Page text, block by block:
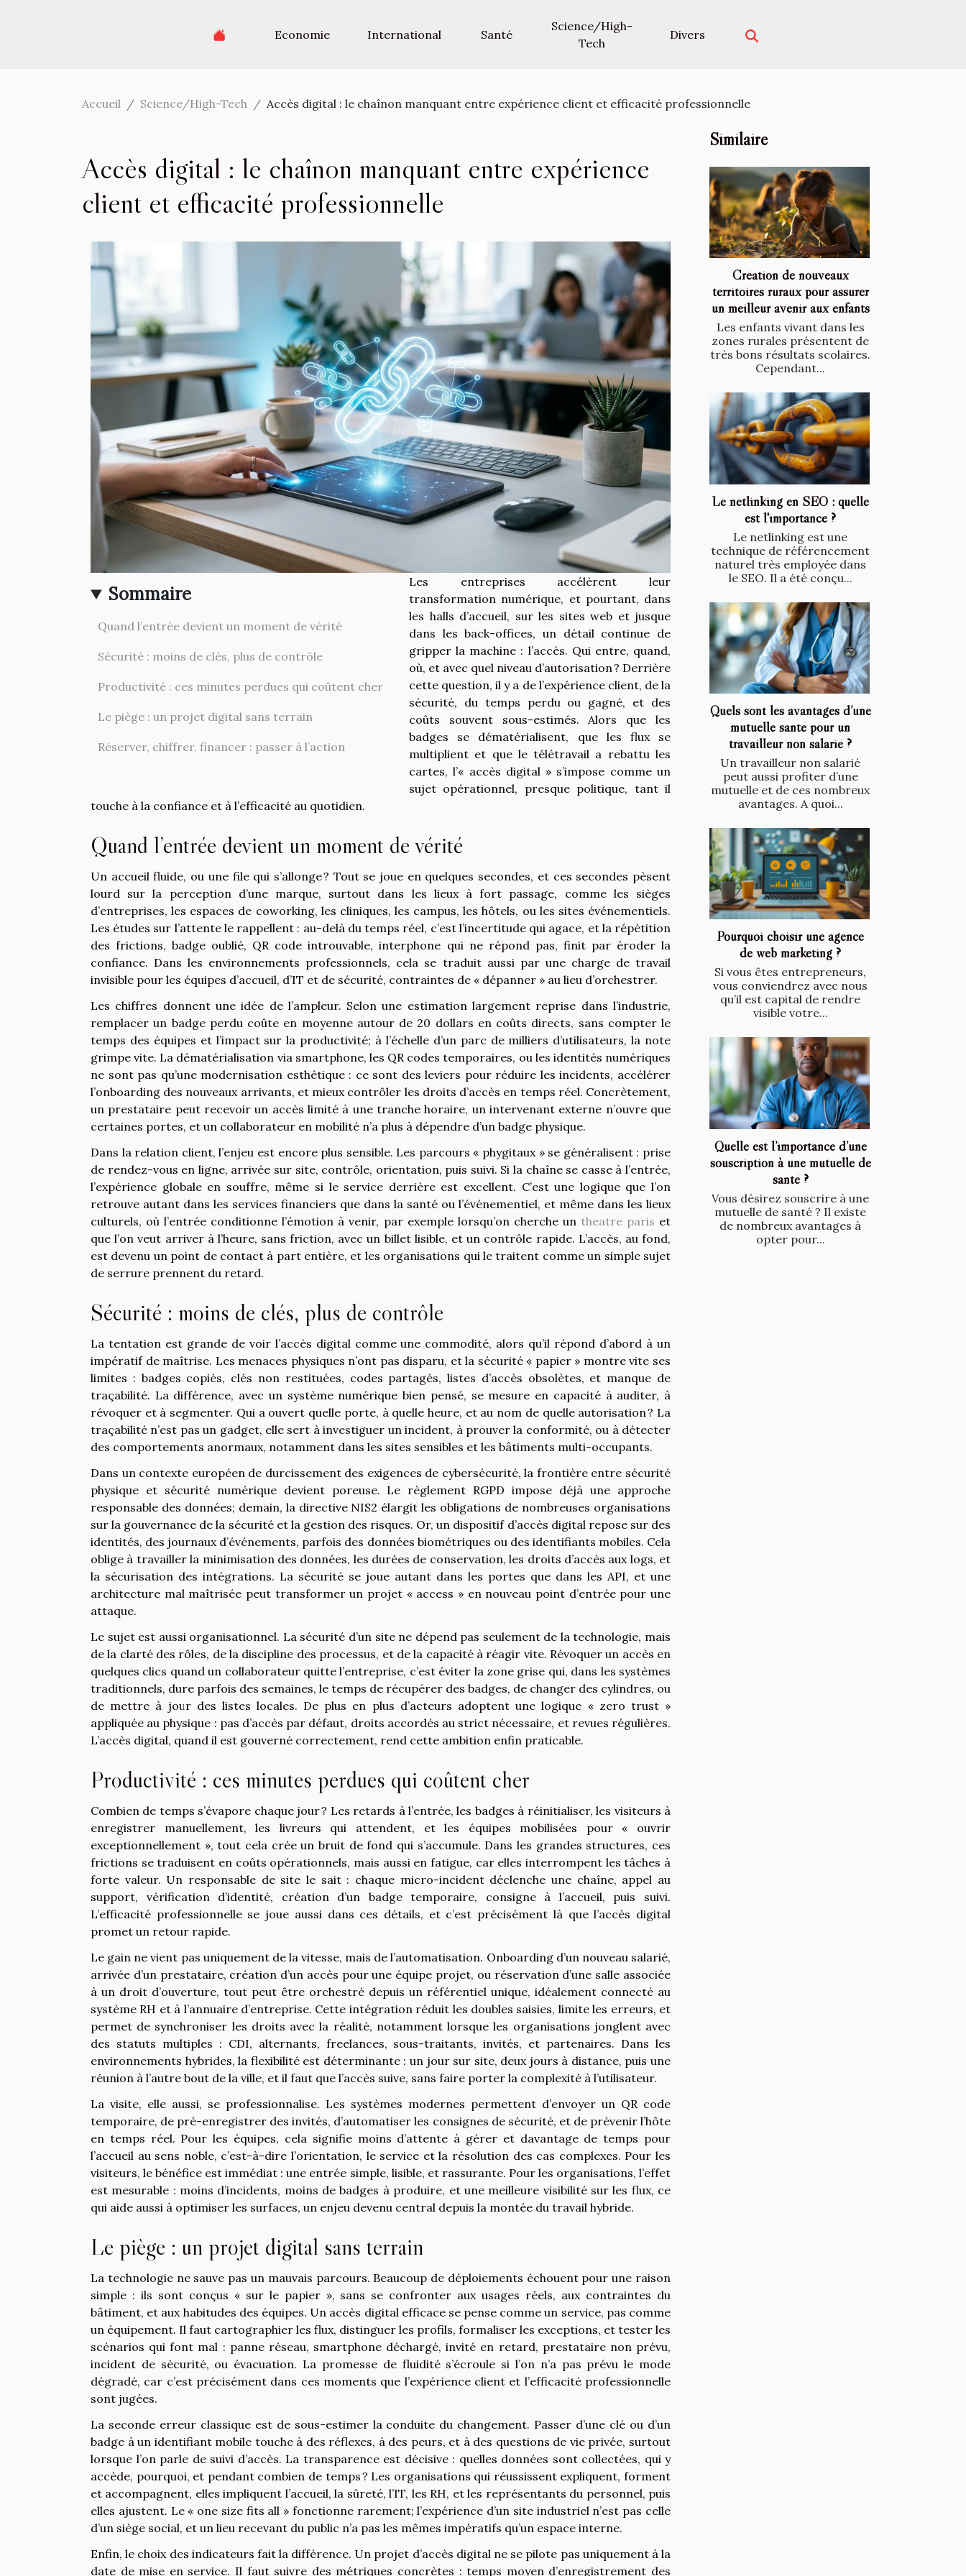
Economie International Santé
Science/High-
Tech
Divers
Accueil Science/High-Tech Accès digital : le chaînon manquant entre expérience client et efficacité professionnelle
Accès digital : le chaînon manquant entre expérience
client et efficacité professionnelle
Sommaire
Quand l’entrée devient un moment de vérité
Sécurité : moins de clés, plus de contrôle
Productivité : ces minutes perdues qui coûtent cher
Le piège : un projet digital sans terrain
Réserver, chiffrer, financer : passer à l’action
Les entreprises accélèrent leur
transformation numérique, et pourtant, dans
les halls d’accueil, sur les sites web et jusque
dans les back-offices, un détail continue de
gripper la machine : l’accès. Qui entre, quand,
où, et avec quel niveau d’autorisation ? Derrière
cette question, il y a de l’expérience client, de la
sécurité, du temps perdu ou gagné, et des
coûts souvent sous-estimés. Alors que les
badges se dématérialisent, que les flux se
multiplient et que le télétravail a rebattu les
cartes, l’« accès digital » s’impose comme un
sujet opérationnel, presque politique, tant il
touche à la confiance et à l’efficacité au quotidien.
Quand l’entrée devient un moment de vérité
Un accueil fluide, ou une file qui s’allonge ? Tout se joue en quelques secondes, et ces secondes pèsent
lourd sur la perception d’une marque, surtout dans les lieux à fort passage, comme les sièges
d’entreprises, les espaces de coworking, les cliniques, les campus, les hôtels, ou les sites événementiels.
Les études sur l’attente le rappellent : au-delà du temps réel, c’est l’incertitude qui agace, et la répétition
des frictions, badge oublié, QR code introuvable, interphone qui ne répond pas, finit par éroder la
confiance. Dans les environnements professionnels, cela se traduit aussi par une charge de travail
invisible pour les équipes d’accueil, d’IT et de sécurité, contraintes de « dépanner » au lieu d’orchestrer.
Les chiffres donnent une idée de l’ampleur. Selon une estimation largement reprise dans l’industrie,
remplacer un badge perdu coûte en moyenne autour de 20 dollars en coûts directs, sans compter le
temps des équipes et l’impact sur la productivité; à l’échelle d’un parc de milliers d’utilisateurs, la note
grimpe vite. La dématérialisation via smartphone, les QR codes temporaires, ou les identités numériques
ne sont pas qu’une modernisation esthétique : ce sont des leviers pour réduire les incidents, accélérer
l’onboarding des nouveaux arrivants, et mieux contrôler les droits d’accès en temps réel. Concrètement,
un prestataire peut recevoir un accès limité à une tranche horaire, un intervenant externe n’ouvre que
certaines portes, et un collaborateur en mobilité n’a plus à dépendre d’un badge physique.
Dans la relation client, l’enjeu est encore plus sensible. Les parcours « phygitaux » se généralisent : prise
de rendez-vous en ligne, arrivée sur site, contrôle, orientation, puis suivi. Si la chaîne se casse à l’entrée,
l’expérience globale en souffre, même si le service derrière est excellent. C’est une logique que l’on
retrouve autant dans les services financiers que dans la santé ou l’événementiel, et même dans les lieux
culturels, où l’entrée conditionne l’émotion à venir, par exemple lorsqu’on cherche un theatre paris et
que l’on veut arriver à l’heure, sans friction, avec un billet lisible, et un contrôle rapide. L’accès, au fond,
est devenu un point de contact à part entière, et les organisations qui le traitent comme un simple sujet
de serrure prennent du retard.
Sécurité : moins de clés, plus de contrôle
La tentation est grande de voir l’accès digital comme une commodité, alors qu’il répond d’abord à un
impératif de maîtrise. Les menaces physiques n’ont pas disparu, et la sécurité « papier » montre vite ses
limites : badges copiés, clés non restituées, codes partagés, listes d’accès obsolètes, et manque de
traçabilité. La différence, avec un système numérique bien pensé, se mesure en capacité à auditer, à
révoquer et à segmenter. Qui a ouvert quelle porte, à quelle heure, et au nom de quelle autorisation ? La
traçabilité n’est pas un gadget, elle sert à investiguer un incident, à prouver la conformité, ou à détecter
des comportements anormaux, notamment dans les sites sensibles et les bâtiments multi-occupants.
Dans un contexte européen de durcissement des exigences de cybersécurité, la frontière entre sécurité
physique et sécurité numérique devient poreuse. Le règlement RGPD impose déjà une approche
responsable des données; demain, la directive NIS2 élargit les obligations de nombreuses organisations
sur la gouvernance de la sécurité et la gestion des risques. Or, un dispositif d’accès digital repose sur des
identités, des journaux d’événements, parfois des données biométriques ou des identifiants mobiles. Cela
oblige à travailler la minimisation des données, les durées de conservation, les droits d’accès aux logs, et
la sécurisation des intégrations. La sécurité se joue autant dans les portes que dans les API, et une
architecture mal maîtrisée peut transformer un projet « access » en nouveau point d’entrée pour une
attaque.
Le sujet est aussi organisationnel. La sécurité d’un site ne dépend pas seulement de la technologie, mais
de la clarté des rôles, de la discipline des processus, et de la capacité à réagir vite. Révoquer un accès en
quelques clics quand un collaborateur quitte l’entreprise, c’est éviter la zone grise qui, dans les systèmes
traditionnels, dure parfois des semaines, le temps de récupérer des badges, de changer des cylindres, ou
de mettre à jour des listes locales. De plus en plus d’acteurs adoptent une logique « zero trust »
appliquée au physique : pas d’accès par défaut, droits accordés au strict nécessaire, et revues régulières.
L’accès digital, quand il est gouverné correctement, rend cette ambition enfin praticable.
Productivité : ces minutes perdues qui coûtent cher
Combien de temps s’évapore chaque jour ? Les retards à l’entrée, les badges à réinitialiser, les visiteurs à
enregistrer manuellement, les livreurs qui attendent, et les équipes mobilisées pour « ouvrir
exceptionnellement », tout cela crée un bruit de fond qui s’accumule. Dans les grandes structures, ces
frictions se traduisent en coûts opérationnels, mais aussi en fatigue, car elles interrompent les tâches à
forte valeur. Un responsable de site le sait : chaque micro-incident déclenche une chaîne, appel au
support, vérification d’identité, création d’un badge temporaire, consigne à l’accueil, puis suivi.
L’efficacité professionnelle se joue aussi dans ces détails, et c’est précisément là que l’accès digital
promet un retour rapide.
Le gain ne vient pas uniquement de la vitesse, mais de l’automatisation. Onboarding d’un nouveau salarié,
arrivée d’un prestataire, création d’un accès pour une équipe projet, ou réservation d’une salle associée
à un droit d’ouverture, tout peut être orchestré depuis un référentiel unique, idéalement connecté au
système RH et à l’annuaire d’entreprise. Cette intégration réduit les doubles saisies, limite les erreurs, et
permet de synchroniser les droits avec la réalité, notamment lorsque les organisations jonglent avec
des statuts multiples : CDI, alternants, freelances, sous-traitants, invités, et partenaires. Dans les
environnements hybrides, la flexibilité est déterminante : un jour sur site, deux jours à distance, puis une
réunion à l’autre bout de la ville, et il faut que l’accès suive, sans faire porter la complexité à l’utilisateur.
La visite, elle aussi, se professionnalise. Les systèmes modernes permettent d’envoyer un QR code
temporaire, de pré-enregistrer des invités, d’automatiser les consignes de sécurité, et de prévenir l’hôte
en temps réel. Pour les équipes, cela signifie moins d’attente à gérer et davantage de temps pour
l’accueil au sens noble, c’est-à-dire l’orientation, le service et la résolution des cas complexes. Pour les
visiteurs, le bénéfice est immédiat : une entrée simple, lisible, et rassurante. Pour les organisations, l’effet
est mesurable : moins d’incidents, moins de badges à produire, et une meilleure visibilité sur les flux, ce
qui aide aussi à optimiser les surfaces, un enjeu devenu central depuis la montée du travail hybride.
Le piège : un projet digital sans terrain
La technologie ne sauve pas un mauvais parcours. Beaucoup de déploiements échouent pour une raison
simple : ils sont conçus « sur le papier », sans se confronter aux usages réels, aux contraintes du
bâtiment, et aux habitudes des équipes. Un accès digital efficace se pense comme un service, pas comme
un équipement. Il faut cartographier les flux, distinguer les profils, formaliser les exceptions, et tester les
scénarios qui font mal : panne réseau, smartphone déchargé, invité en retard, prestataire non prévu,
incident de sécurité, ou évacuation. La promesse de fluidité s’écroule si l’on n’a pas prévu le mode
dégradé, car c’est précisément dans ces moments que l’expérience client et l’efficacité professionnelle
sont jugées.
La seconde erreur classique est de sous-estimer la conduite du changement. Passer d’une clé ou d’un
badge à un identifiant mobile touche à des réflexes, à des peurs, et à des questions de vie privée, surtout
lorsque l’on parle de suivi d’accès. La transparence est décisive : quelles données sont collectées, qui y
accède, pourquoi, et pendant combien de temps ? Les organisations qui réussissent expliquent, forment
et accompagnent, elles impliquent l’accueil, la sûreté, l’IT, les RH, et les représentants du personnel, puis
elles ajustent. Le « one size fits all » fonctionne rarement; l’expérience d’un site industriel n’est pas celle
d’un siège social, et un lieu recevant du public n’a pas les mêmes impératifs qu’un espace interne.
Enfin, le choix des indicateurs fait la différence. Un projet d’accès digital ne se pilote pas uniquement à la
date de mise en service. Il faut suivre des métriques concrètes : temps moyen d’enregistrement des
Similaire
Création de nouveaux
territoires ruraux pour assurer
un meilleur avenir aux enfants
Les enfants vivant dans les
zones rurales présentent de
très bons résultats scolaires.
Cependant...
Le netlinking en SEO : quelle
est l'importance ?
Le netlinking est une
technique de référencement
naturel très employée dans
le SEO. Il a été conçu...
Quels sont les avantages d’une
mutuelle santé pour un
travailleur non salarié ?
Un travailleur non salarié
peut aussi profiter d’une
mutuelle et de ces nombreux
avantages. A quoi...
Pourquoi choisir une agence
de web marketing ?
Si vous êtes entrepreneurs,
vous conviendrez avec nous
qu’il est capital de rendre
visible votre...
Quelle est l’importance d’une
souscription à une mutuelle de
santé ?
Vous désirez souscrire à une
mutuelle de santé ? Il existe
de nombreux avantages à
opter pour...